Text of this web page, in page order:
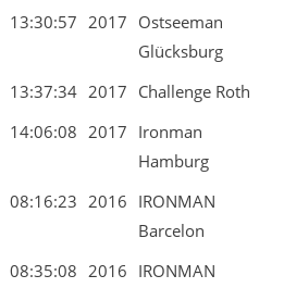
13:30:57 2017 Ostseeman
Glücksburg
13:37:34 2017 Challenge Roth
14:06:08 2017 Ironman
Hamburg
08:16:23 2016 IRONMAN
Barcelon
08:35:08 2016 IRONMAN